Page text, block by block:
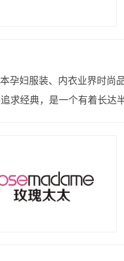
本孕妇服装、内衣业界时
求经典，是一个有着长达